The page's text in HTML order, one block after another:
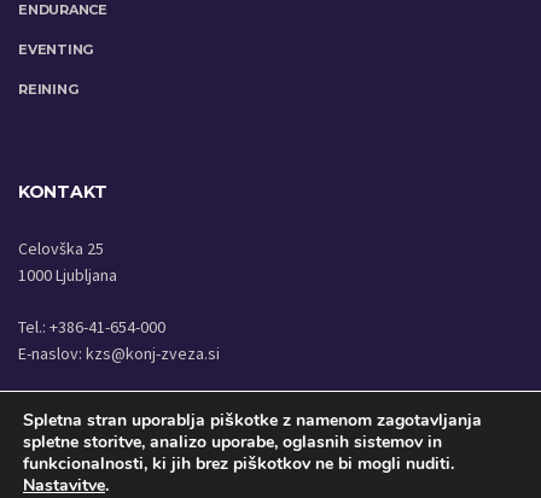
ENDURANCE
EVENTING
REINING
KONTAKT
Celovška 25
1000 Ljubljana
Tel.: +386-41-654-000
E-naslov: kzs@konj-zveza.si
COPYRIGHT © KONJENIŠKA ZVEZA SLOVENIJE 2020
Spletna stran uporablja piškotke z namenom zagotavljanja
spletne storitve, analizo uporabe, oglasnih sistemov in
funkcionalnosti, ki jih brez piškotkov ne bi mogli nuditi.
Nastavitve.